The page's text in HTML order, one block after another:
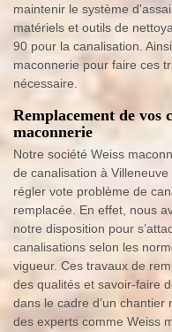
maintenir le système
matériels et outils de
90 pour la canalisation.
maconnerie pour faire ces
nécessaire.
Remplacement de vos
maconnerie
Notre société Weiss
de canalisation à
régler vote problème de
remplacée. En effet, nous
notre disposition pour
canalisations selon les
vigueur. Ces travaux de
des qualités et savoir-faire
dans le cadre d’un
des experts comme Weiss